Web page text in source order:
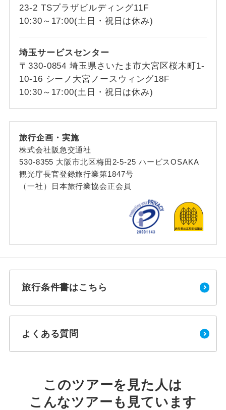
23-2 TSプラザビルディング11F
10:30～17:00(土日・祝日は休み)
埼玉サービスセンター
〒330-0854 埼玉県さいたま市大宮区桜木町1-
10-16 シーノ大宮ノースウィング18F
10:30～17:00(土日・祝日は休み)
旅行企画・実施
株式会社阪急交通社
530-8355 大阪市北区梅田2-5-25 ハービスOSAKA
観光庁長官登録旅行業第1847号
（一社）日本旅行業協会正会員
旅行条件書はこちら
よくある質問
このツアーを見た人は
こんなツアーも見ています